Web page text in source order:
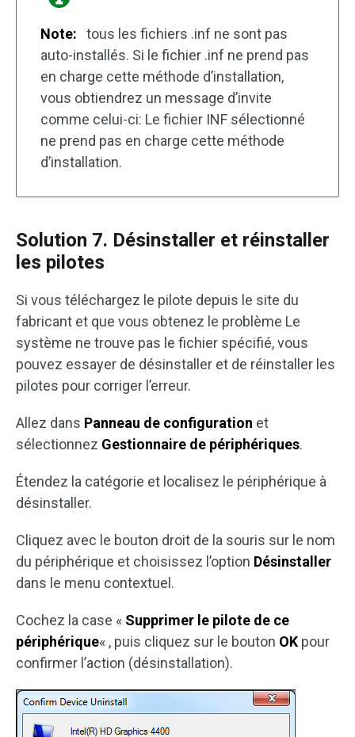
Note:
tous les fichiers .inf ne sont pas
auto-installés. Si le fichier .inf ne prend pas
en charge cette méthode d’installation,
vous obtiendrez un message d’invite
comme celui-ci: Le fichier INF sélectionné
ne prend pas en charge cette méthode
d’installation.
Solution 7. Désinstaller et réinstaller
les pilotes
Si vous téléchargez le pilote depuis le site du
fabricant et que vous obtenez le problème Le
système ne trouve pas le fichier spécifié, vous
pouvez essayer de désinstaller et de réinstaller les
pilotes pour corriger l’erreur.
Allez dans Panneau de configuration et
sélectionnez Gestionnaire de périphériques.
Étendez la catégorie et localisez le périphérique à
désinstaller.
Cliquez avec le bouton droit de la souris sur le nom
du périphérique et choisissez l’option Désinstaller
dans le menu contextuel.
Cochez la case « Supprimer le pilote de ce
périphérique« , puis cliquez sur le bouton OK pour
confirmer l’action (désinstallation).